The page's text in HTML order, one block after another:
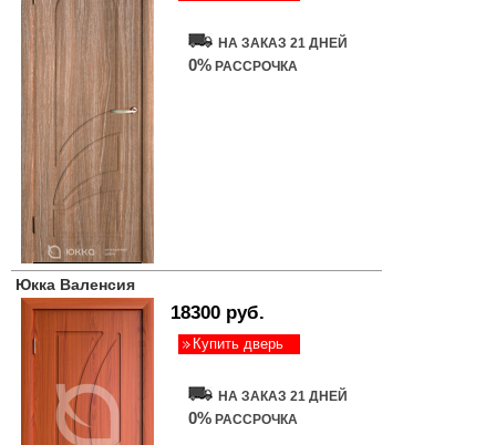
НА ЗАКАЗ 21 ДНЕЙ
0% РАССРОЧКА
Юкка Валенсия
18300 руб.
Купить дверь
НА ЗАКАЗ 21 ДНЕЙ
0% РАССРОЧКА